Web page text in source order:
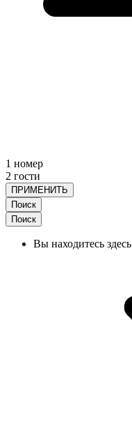
1 номер
2 гости
ПРИМЕНИТЬ
Поиск
Поиск
Вы находитесь здесь